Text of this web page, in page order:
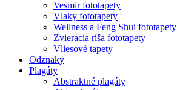
Vesmir fototapety
Vlaky fototapety
Wellness a Feng Shui fototapety
Zvieracia ríša fototapety
Vliesové tapety
Odznaky
Plagáty
Abstraktné plagáty